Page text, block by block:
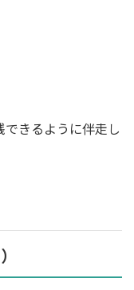
きるように伴走し